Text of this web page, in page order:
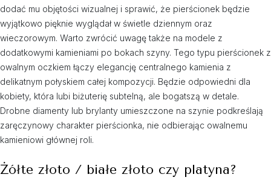
dodać mu objętości wizualnej i sprawić, że pierścionek będzie
wyjątkowo pięknie wyglądał w świetle dziennym oraz
wieczorowym. Warto zwrócić uwagę także na modele z
dodatkowymi kamieniami po bokach szyny. Tego typu pierścionek z
owalnym oczkiem łączy elegancję centralnego kamienia z
delikatnym połyskiem całej kompozycji. Będzie odpowiedni dla
kobiety, która lubi biżuterię subtelną, ale bogatszą w detale.
Drobne diamenty lub brylanty umieszczone na szynie podkreślają
zaręczynowy charakter pierścionka, nie odbierając owalnemu
kamieniowi głównej roli.
Żółte złoto / białe złoto czy platyna?